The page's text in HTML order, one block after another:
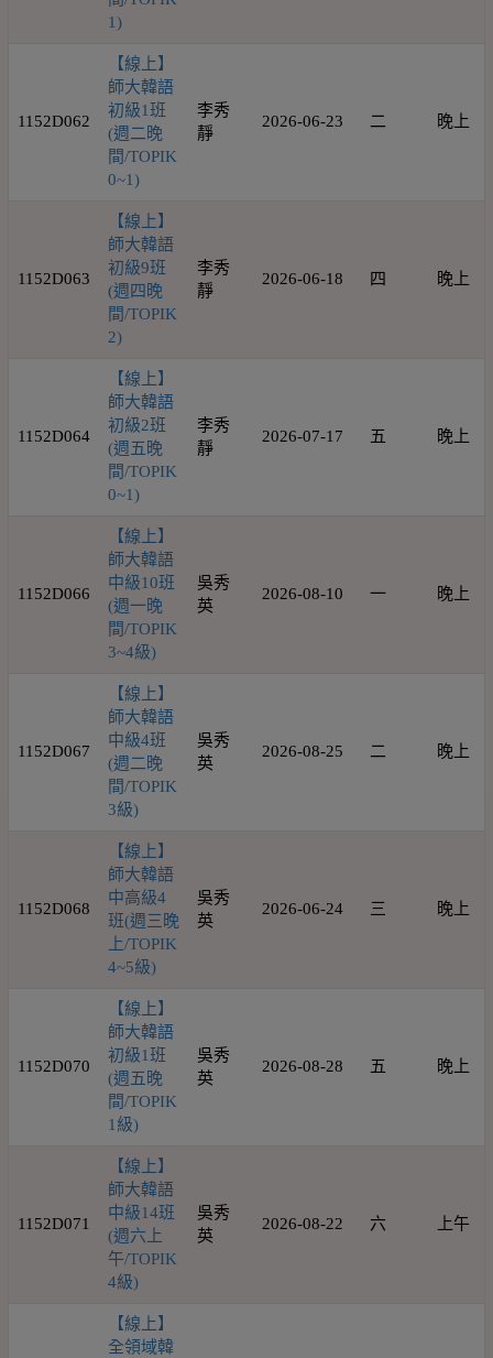
1)
1152D062
【線上】
師大韓語
初級1班
(週二晚
間/TOPIK
0~1)
李秀
靜
2026-06-23 二 晚上
1152D063
【線上】
師大韓語
初級9班
(週四晚
間/TOPIK
2)
李秀
靜
2026-06-18 四 晚上
1152D064
【線上】
師大韓語
初級2班
(週五晚
間/TOPIK
0~1)
李秀
靜
2026-07-17 五 晚上
1152D066
【線上】
師大韓語
中級10班
(週一晚
間/TOPIK
3~4級)
吳秀
英
2026-08-10 一 晚上
1152D067
【線上】
師大韓語
中級4班
(週二晚
間/TOPIK
3級)
吳秀
英
2026-08-25 二 晚上
1152D068
【線上】
師大韓語
中高級4
班(週三晚
上/TOPIK
4~5級)
吳秀
英
2026-06-24 三 晚上
1152D070
【線上】
師大韓語
初級1班
(週五晚
間/TOPIK
1級)
吳秀
英
2026-08-28 五 晚上
1152D071
【線上】
師大韓語
中級14班
(週六上
午/TOPIK
4級)
吳秀
英
2026-08-22 六 上午
【線上】
全領域韓